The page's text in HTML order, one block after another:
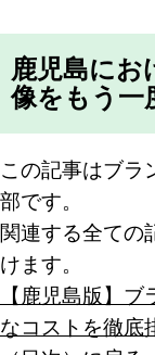
鹿児島にお
像をもう一
この記事はブラ
部です。
関連する全ての
けます。
【鹿児島版】
なコストを徹底